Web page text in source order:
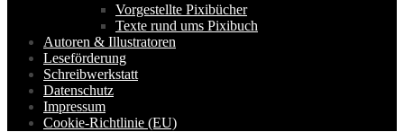
Vorgestellte Pixibücher
Texte rund ums Pixibuch
Autoren & Illustratoren
Leseförderung
Schreibwerkstatt
Datenschutz
Impressum
Cookie-Richtlinie (EU)